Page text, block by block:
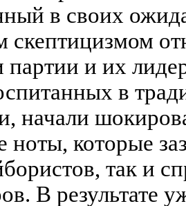
в своих
скептицизмом
партии и их
в
начали
ноты, которые
так и
В результате